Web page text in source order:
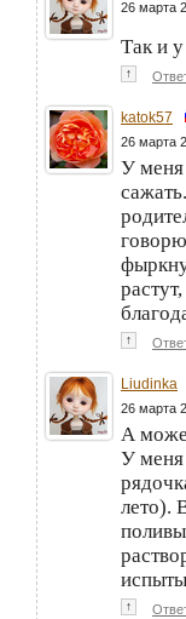
26 марта
Так и
↑
katok57
26 марта
У меня
↑
Liudinka
26 марта
А
У меня
лето).
↑